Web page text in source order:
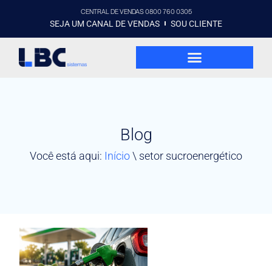
CENTRAL DE VENDAS 0800 760 0305
SEJA UM CANAL DE VENDAS SOU CLIENTE
Blog
Você está aqui: Início\ setor sucroenergético